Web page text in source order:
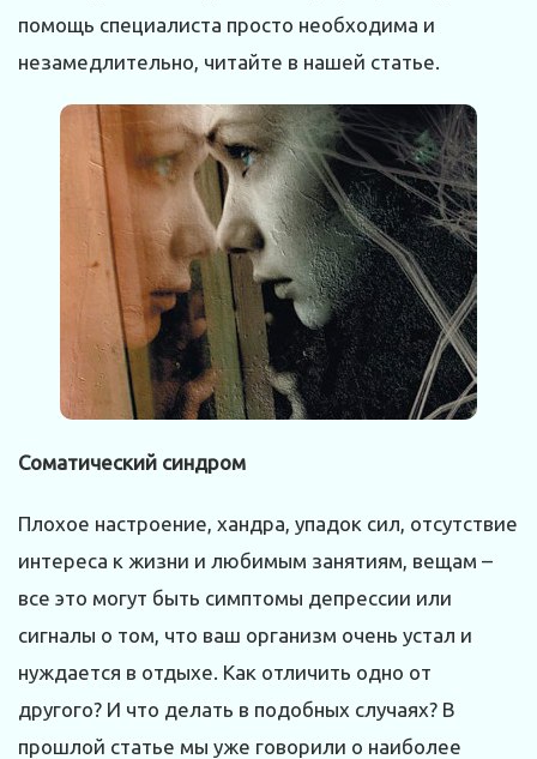
помощь специалиста просто необходима и
незамедлительно, читайте в нашей статье.
Соматический синдром
Плохое настроение, хандра, упадок сил, отсутствие
интереса к жизни и любимым занятиям, вещам –
все это могут быть симптомы депрессии или
сигналы о том, что ваш организм очень устал и
нуждается в отдыхе. Как отличить одно от
другого? И что делать в подобных случаях? В
прошлой статье мы уже говорили о наиболее